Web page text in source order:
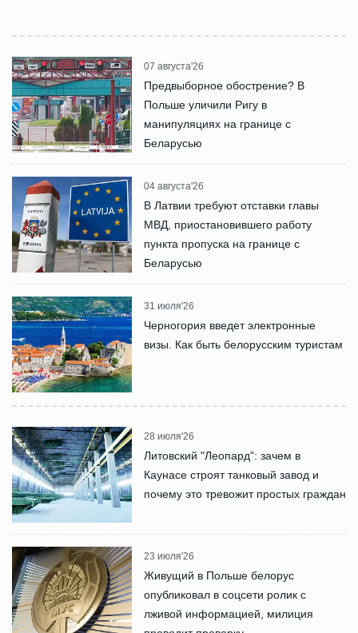
07 августа'26
Предвыборное обострение? В
Польше уличили Ригу в
манипуляциях на границе с
Беларусью
04 августа'26
В Латвии требуют отставки главы
МВД, приостановившего работу
пункта пропуска на границе с
Беларусью
31 июля'26
Черногория введет электронные
визы. Как быть белорусским туристам
28 июля'26
Литовский "Леопард": зачем в
Каунасе строят танковый завод и
почему это тревожит простых граждан
23 июля'26
Живущий в Польше белорус
опубликовал в соцсети ролик с
лживой информацией, милиция